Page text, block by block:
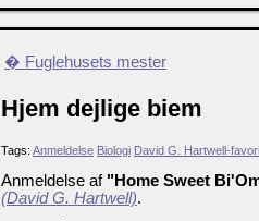
� Fuglehusets mester
Hjem dejlige biem
Tags: Anmeldelse Biologi David G. Hartwell-
Anmeldelse af "Home Sweet
(David G. Hartwell).